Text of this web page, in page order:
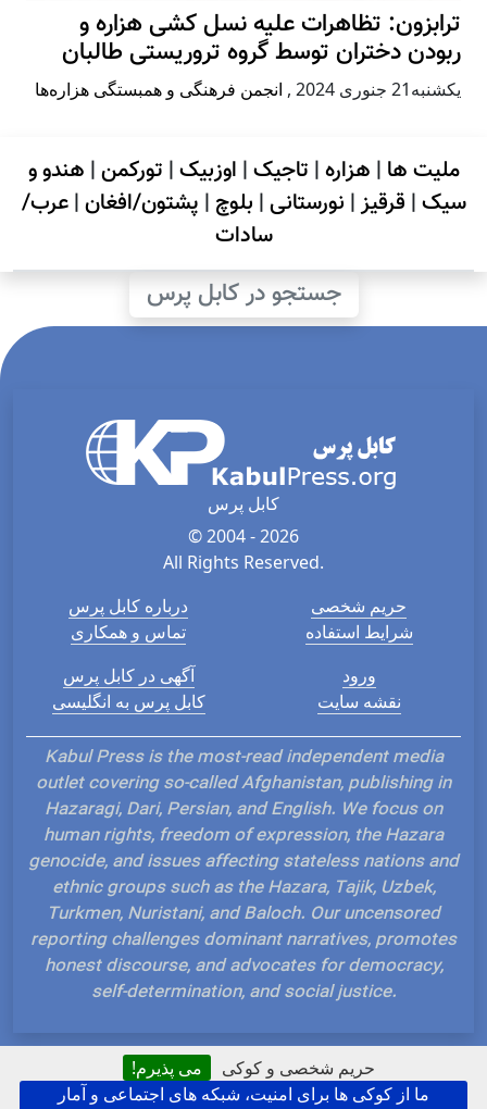
حریم شخصی و کوکی
می پذیرم!
ما از کوکی ها برای امنیت، شبکه های اجتماعی و آمار
ترابزون: تظاهرات علیه نسل کشی هزاره و
ربودن دختران توسط گروه تروریستی طالبان
يكشنبه21 جنوری 2024 , انجمن فرهنگی و همبستگی هزاره‌ها
ملیت ها | هزاره| تاجیک| اوزبیک| تورکمن| هندو و
سیک| قرقیز| نورستانی| بلوچ | پشتون/افغان|عرب/
سادات
جستجو در کابل پرس
کابل پرس
© 2004 - 2026
All Rights Reserved.
درباره کابل پرس
تماس و همکاری
حریم شخصی
شرایط استفاده
آگهی در کابل پرس
کابل پرس به انگلیسی
ورود
نقشه سایت
Kabul Press is the most-read independent media
outlet covering so-called Afghanistan, publishing in
Hazaragi, Dari, Persian, and English. We focus on
human rights, freedom of expression, the Hazara
genocide, and issues affecting stateless nations and
ethnic groups such as the Hazara, Tajik, Uzbek,
Turkmen, Nuristani, and Baloch. Our uncensored
reporting challenges dominant narratives, promotes
honest discourse, and advocates for democracy,
self-determination, and social justice.
Hosted and Developed by IP Plans